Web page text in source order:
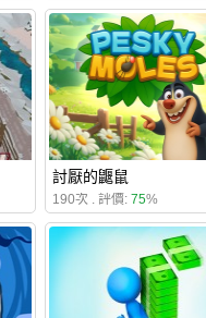
討厭的鼴鼠
190次 . 評價: 75%